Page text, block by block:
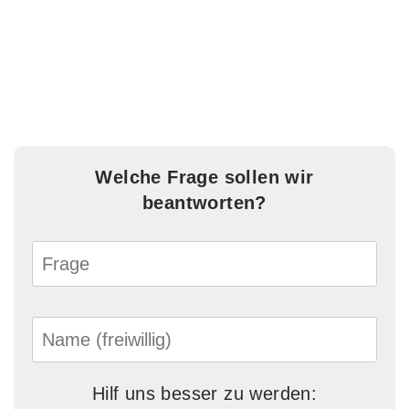
Welche Frage sollen wir
beantworten?
Hilf uns besser zu werden: